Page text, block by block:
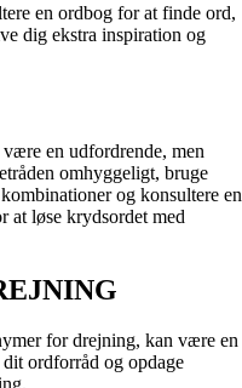
en ordbog for at finde ord,
dig ekstra inspiration og
en udfordrende, men
omhyggeligt, bruge
og konsultere en
at løse krydsordet med
for drejning, kan være en
ordforråd og opdage